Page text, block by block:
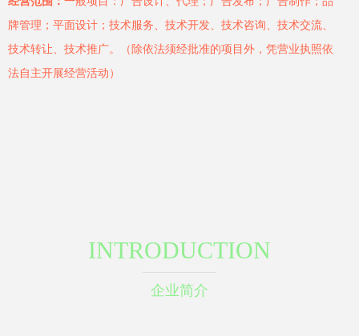
牌管理；平面设计；技术服务、技术开发、技术咨询、技术交流、
技术转让、技术推广。（除依法须经批准的项目外，凭营业执照依
法自主开展经营活动）
INTRODUCTION
企业简介